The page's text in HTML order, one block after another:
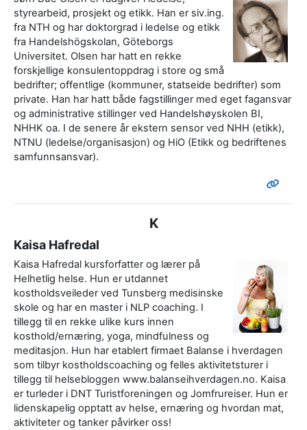
styrearbeid, prosjekt og etikk. Han er siv.ing.
fra NTH og har doktorgrad i ledelse og etikk
fra Handelshögskolan, Göteborgs
Universitet. Olsen har hatt en rekke
forskjellige konsulentoppdrag i store og små
bedrifter; offentlige (kommuner, statseide bedrifter) som
private. Han har hatt både fagstillinger med eget fagansvar
og administrative stillinger ved Handelshøyskolen BI,
NHHK oa. I de senere år ekstern sensor ved NHH (etikk),
NTNU (ledelse/organisasjon) og HiO (Etikk og bedriftenes
samfunnsansvar).
K
Kaisa Hafredal
Kaisa Hafredal kursforfatter og lærer på
Helhetlig helse. Hun er utdannet
kostholdsveileder ved Tunsberg medisinske
skole og har en master i NLP coaching. I
tillegg til en rekke ulike kurs innen
kosthold/ernæring, yoga, mindfulness og
meditasjon. Hun har etablert firmaet Balanse i hverdagen
som tilbyr kostholdscoaching og felles aktivitetsturer i
tillegg til helsebloggen www.balanseihverdagen.no. Kaisa
er turleder i DNT Turistforeningen og Jomfrureiser. Hun er
lidenskapelig opptatt av helse, ernæring og hvordan mat,
aktiviteter og tanker påvirker oss!